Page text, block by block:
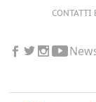
CONTATTI